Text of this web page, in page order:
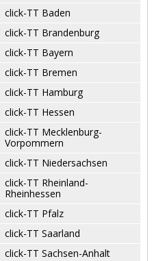
click-TT Baden
click-TT Brandenburg
click-TT Bayern
click-TT Bremen
click-TT Hamburg
click-TT Hessen
click-TT Mecklenburg-
Vorpommern
click-TT Niedersachsen
click-TT Rheinland-
Rheinhessen
click-TT Pfalz
click-TT Saarland
click-TT Sachsen-Anhalt